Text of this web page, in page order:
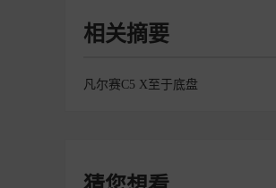
相关摘要
凡尔赛C5 X至于底盘